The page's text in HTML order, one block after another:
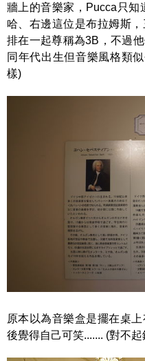
牆上的音樂家，Pucca只知
哈、右邊這位是布拉姆斯
排在一起尊稱為3B，不過
同年代出生但音樂風格類
樣)
原本以為音樂盒是擺在桌
後覺得自己可笑....... (對不